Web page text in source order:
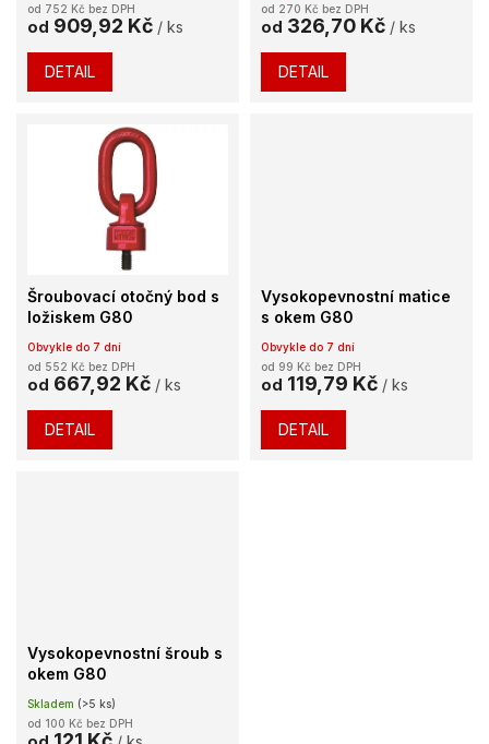
od 752 Kč bez DPH
od 909,92 Kč / ks
DETAIL
od 270 Kč bez DPH
od 326,70 Kč / ks
DETAIL
Šroubovací otočný bod s
ložiskem G80
Obvykle do 7 dní
od 552 Kč bez DPH
od 667,92 Kč / ks
DETAIL
Vysokopevnostní matice
s okem G80
Obvykle do 7 dní
od 99 Kč bez DPH
od 119,79 Kč / ks
DETAIL
Vysokopevnostní šroub s
okem G80
Skladem (>5 ks)
od 100 Kč bez DPH